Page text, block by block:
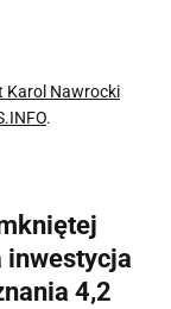
Karol Nawrocki
.
inwestycja
4,2